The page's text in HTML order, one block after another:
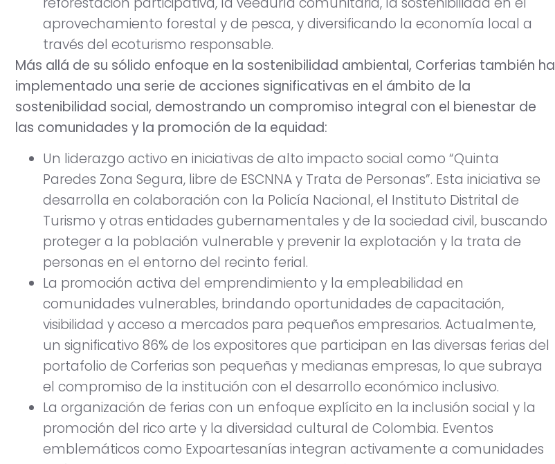
aprovechamiento forestal y de pesca, y diversificando la economía local a
través del ecoturismo responsable.
Más allá de su sólido enfoque en la sostenibilidad ambiental, Corferias también ha
implementado una serie de acciones significativas en el ámbito de la
sostenibilidad social, demostrando un compromiso integral con el bienestar de
las comunidades y la promoción de la equidad:
Un liderazgo activo en iniciativas de alto impacto social como “Quinta
Paredes Zona Segura, libre de ESCNNA y Trata de Personas”. Esta iniciativa se
desarrolla en colaboración con la Policía Nacional, el Instituto Distrital de
Turismo y otras entidades gubernamentales y de la sociedad civil, buscando
proteger a la población vulnerable y prevenir la explotación y la trata de
personas en el entorno del recinto ferial.
La promoción activa del emprendimiento y la empleabilidad en
comunidades vulnerables, brindando oportunidades de capacitación,
visibilidad y acceso a mercados para pequeños empresarios. Actualmente,
un significativo 86% de los expositores que participan en las diversas ferias del
portafolio de Corferias son pequeñas y medianas empresas, lo que subraya
el compromiso de la institución con el desarrollo económico inclusivo.
La organización de ferias con un enfoque explícito en la inclusión social y la
promoción del rico arte y la diversidad cultural de Colombia. Eventos
emblemáticos como Expoartesanías integran activamente a comunidades